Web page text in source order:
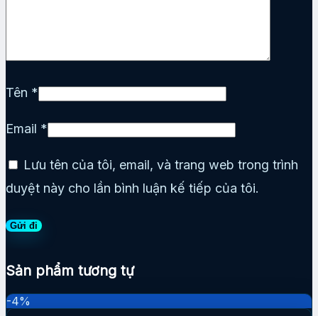
Tên *
Email *
Lưu tên của tôi, email, và trang web trong trình
duyệt này cho lần bình luận kế tiếp của tôi.
Sản phẩm tương tự
-4%